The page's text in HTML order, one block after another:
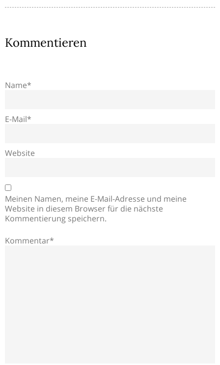
Kommentieren
Name*
E-Mail*
Website
Meinen Namen, meine E-Mail-Adresse und meine
Website in diesem Browser für die nächste
Kommentierung speichern.
Kommentar*